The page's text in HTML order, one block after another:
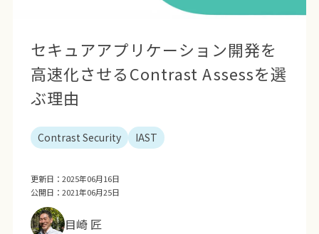
セキュアアプリケーション開発を
高速化させるContrast Assessを選
ぶ理由
Contrast Security IAST
目崎 匠
更新日：2025年06月16日
公開日：2021年06月25日